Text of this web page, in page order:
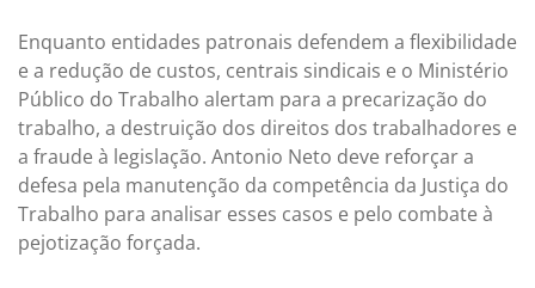
Enquanto entidades patronais defendem a flexibilidade
e a redução de custos, centrais sindicais e o Ministério
Público do Trabalho alertam para a precarização do
trabalho, a destruição dos direitos dos trabalhadores e
a fraude à legislação. Antonio Neto deve reforçar a
defesa pela manutenção da competência da Justiça do
Trabalho para analisar esses casos e pelo combate à
pejotização forçada.